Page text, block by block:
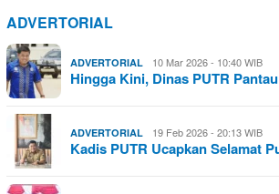
ADVERTORIAL
ADVERTORIAL 10 Mar 2026 - 10:40 WIB
Hingga Kini, Dinas PUTR
ADVERTORIAL 19 Feb 2026 - 20:13 WIB
Kadis PUTR Ucapkan Selamat